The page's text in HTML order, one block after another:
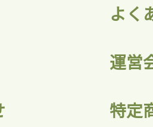
よく
運営
特定